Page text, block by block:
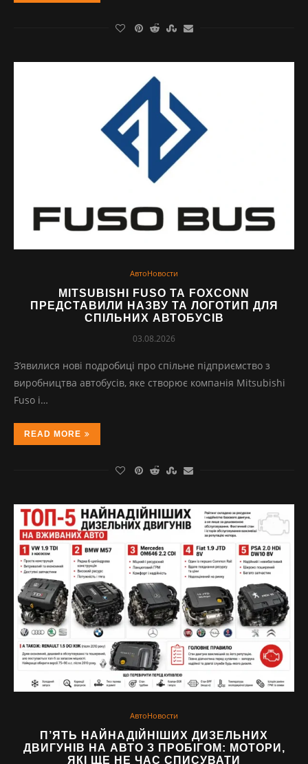
АвтоНовости
MITSUBISHI FUSO ТА FOXCONN
ПРЕДСТАВИЛИ НАЗВУ ТА ЛОГОТИП ДЛЯ
СПІЛЬНИХ АВТОБУСІВ
03.08.2026
З’явилися нові подробиці про спільне підприємство з
виробництва автобусів, яке створює компанія Mitsubishi
Fuso і…
READ MORE
АвтоНовости
П’ЯТЬ НАЙНАДІЙНІШИХ ДИЗЕЛЬНИХ
ДВИГУНІВ НА АВТО З ПРОБІГОМ: МОТОРИ,
ЯКІ ЩЕ НЕ ЧАС СПИСУВАТИ